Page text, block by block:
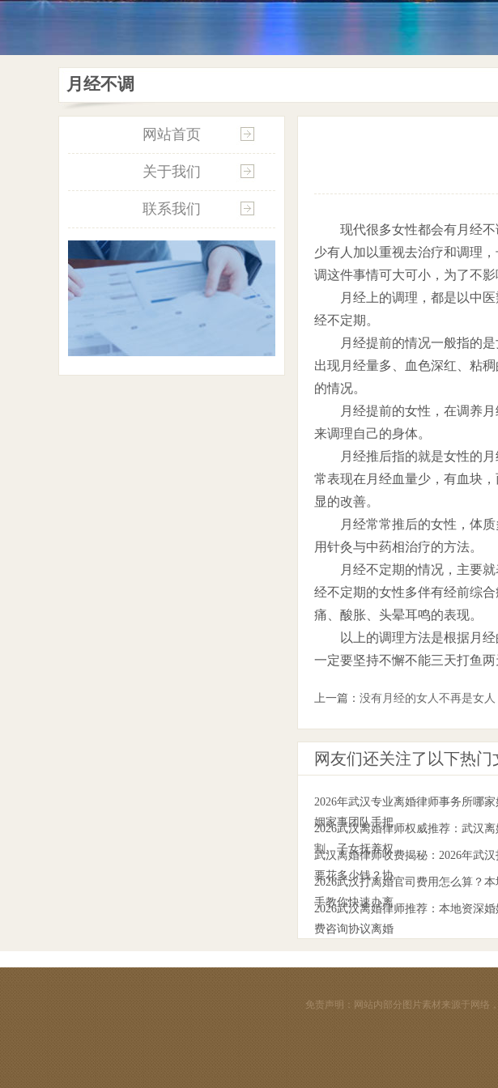
月经不调
网站首页
关于我们
联系我们
现代很多女性都会有月经不
少有人加以重视去治疗和调理
调这件事情可大可小，为了不
月经上的调理，都是以中医
经不定期。
月经提前的情况一般指的是
出现月经量多、血色深红、粘
的情况。
月经提前的女性，在调养月
来调理自己的身体。
月经推后指的就是女性的月
常表现在月经血量少，有血块
显的改善。
月经常常推后的女性，体质
用针灸与中药相治疗的方法。
月经不定期的情况，主要就
经不定期的女性多伴有经前综
痛、酸胀、头晕耳鸣的表现。
以上的调理方法是根据月经
一定要坚持不懈不能三天打鱼
上一篇： 没有月经的女人不再是女人
网友们还关注了以下热门
2026年武汉专业离婚律师事务所哪
姻家事团队手把
2026武汉离婚律师权威推荐：武汉
割、子女抚养权
武汉离婚律师收费揭秘：2026年武
要花多少钱？协
2026武汉打离婚官司费用怎么算？
手教你快速办离
2026武汉离婚律师推荐：本地资深
费咨询协议离婚
免责声明：网站内部分图片素材来源于网络